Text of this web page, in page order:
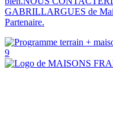
GABRILLARGUES de
Partenaire.
9